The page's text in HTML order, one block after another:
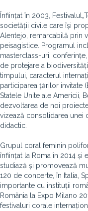
Înființat în 2003,
societății civile care își
Alentejo, remarcabilă prin
peisagistice. Programul
masterclass-uri,
de protejare a
timpului, caracterul
participarea țărilor invitate
Statele Unite ale Americii,
dezvoltarea de noi
vizează consolidarea unei
didactic.
Grupul coral feminin
înființat la Roma în 2014 și
studiază și promovează
120 de concerte, în Italia,
importante cu instituții
România la Expo Milano
festivaluri corale